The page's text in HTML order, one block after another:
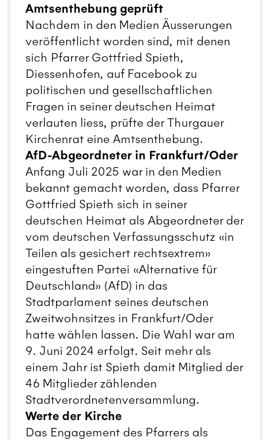
Amtsenthebung geprüft
Nachdem in den Medien Äusserungen
veröffentlicht worden sind, mit denen
sich Pfarrer Gottfried Spieth,
Diessenhofen, auf Facebook zu
politischen und gesellschaftlichen
Fragen in seiner deutschen Heimat
verlauten liess, prüfte der Thurgauer
Kirchenrat eine Amtsenthebung.
AfD-Abgeordneter in Frankfurt/Oder
Anfang Juli 2025 war in den Medien
bekannt gemacht worden, dass Pfarrer
Gottfried Spieth sich in seiner
deutschen Heimat als Abgeordneter der
vom deutschen Verfassungsschutz «in
Teilen als gesichert rechtsextrem»
eingestuften Partei «Alternative für
Deutschland» (AfD) in das
Stadtparlament seines deutschen
Zweitwohnsitzes in Frankfurt/Oder
hatte wählen lassen. Die Wahl war am
9. Juni 2024 erfolgt. Seit mehr als
einem Jahr ist Spieth damit Mitglied der
46 Mitglieder zählenden
Stadtverordnetenversammlung.
Werte der Kirche
Das Engagement des Pfarrers als